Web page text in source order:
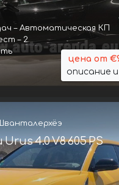
– Автоматическая КП
– 2
цена от
описание
4.0 V8 605 PS